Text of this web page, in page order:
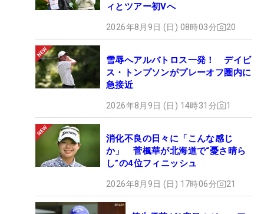
ィとツアー初Vへ
2026年8月9日 (日) 08時03分 20
雪辱へアルバトロス一発！ デイビ
ス・トンプソンがプレーオフ圏内に
急接近
2026年8月9日 (日) 14時31分 1
消化不良の日々に「こんな感じ
か」 菅楓華が北海道で“憂さ晴ら
し”の4位フィニッシュ
2026年8月9日 (日) 17時06分 21